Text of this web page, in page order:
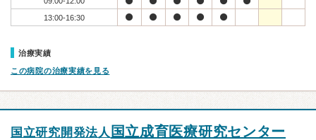
13:00-16:30
治療実績
この病院の治療実績を見る
国立研究開発法人 国立成育医療研究センター